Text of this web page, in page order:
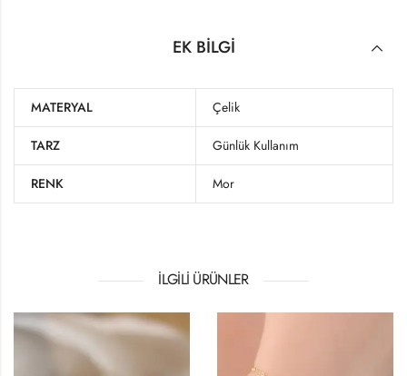
EK BILGI
MATERYAL Çelik
TARZ Günlük Kullanım
RENK Mor
İLGILI ÜRÜNLER